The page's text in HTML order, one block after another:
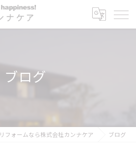
ブログ
フォームなら株式会社カンナケア ブログ